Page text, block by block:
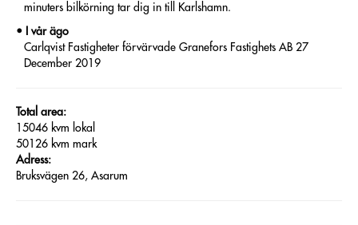
minuters bilkörning tar dig in till Karlshamn.
I vår ägo
Carlqvist Fastigheter förvärvade Granefors Fastighets AB 27
December 2019
Total area:
15046 kvm lokal
50126 kvm mark
Adress:
Bruksvägen 26, Asarum